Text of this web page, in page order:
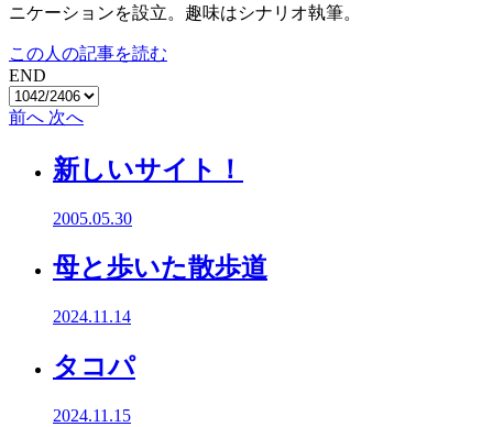
ニケーションを設立。趣味はシナリオ執筆。
この人の記事を読む
END
前へ 次へ
新しいサイト！
2005.05.30
母と歩いた散歩道
2024.11.14
タコパ
2024.11.15